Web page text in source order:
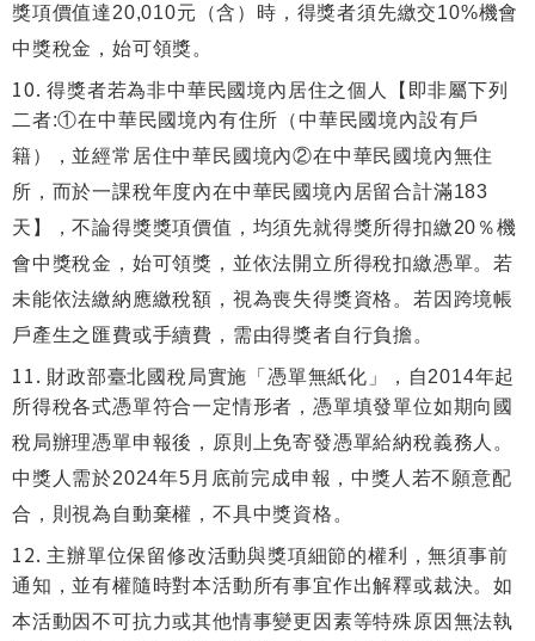
獎項價值達20,010元（含）時，得獎者須先繳交10%機會
中獎稅金，始可領獎。
得獎者若為非中華民國境內居住之個人【即非屬下列
二者:①在中華民國境內有住所（中華民國境內設有戶
籍），並經常居住中華民國境內②在中華民國境內無住
所，而於一課稅年度內在中華民國境內居留合計滿183
天】，不論得獎獎項價值，均須先就得獎所得扣繳20％機
會中獎稅金，始可領獎，並依法開立所得稅扣繳憑單。若
未能依法繳納應繳稅額，視為喪失得獎資格。若因跨境帳
戶產生之匯費或手續費，需由得獎者自行負擔。
財政部臺北國稅局實施「憑單無紙化」，自2014年起
所得稅各式憑單符合一定情形者，憑單填發單位如期向國
稅局辦理憑單申報後，原則上免寄發憑單給納稅義務人。
中獎人需於2024年5月底前完成申報，中獎人若不願意配
合，則視為自動棄權，不具中獎資格。
主辦單位保留修改活動與獎項細節的權利，無須事前
通知，並有權隨時對本活動所有事宜作出解釋或裁決。如
本活動因不可抗力或其他情事變更因素等特殊原因無法執